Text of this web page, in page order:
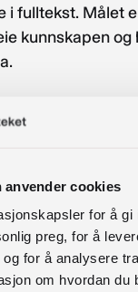
anvender cookies
for å gi
preg, for å
for å analysere
om hvordan du
i fulltekst. Målet
kunnskapen
portalen
Cristin som si
Det er
for
og delmåla, og
publikasjonar